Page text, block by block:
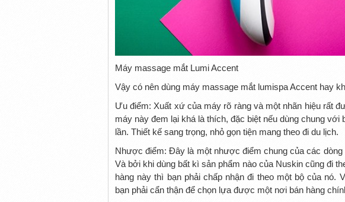
Máy massage mắt Lumi Accent
Vậy có nên dùng máy massage mắt lumispa Accent hay
Ưu điểm: Xuất xứ của máy rõ ràng và một nhãn hiệu rất
máy này đem lại khá là thích, đặc biệt nếu dùng chung với
lần. Thiết kế sang trọng, nhỏ gọn tiện mang theo đi du lịch.
Nhược điểm: Đây là một nhược điểm chung của các
Và bởi khi dùng bất kì sản phẩm nào của Nuskin cũng đi
hàng này thì bạn phải chấp nhận đi theo một bộ của nó.
bạn phải cẩn thận để chọn lựa được một nơi bán hàng